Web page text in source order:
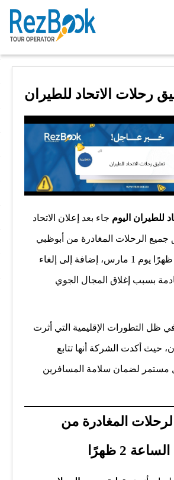
رحلات الاتحاد للطيران
للطيران اليوم جاء بعد إعلان الاتحاد
جميع الرحلات المغادرة من أبوظبي
حتى الساعة 2:00 ظهرًا يوم 1 مارس، إضافة إلى إلغاء
بسبب إغلاق المجال الجوي
ظل التطورات الإقليمية التي أثرت
حيث أكدت الشركة أنها تتابع
مستمر لضمان سلامة المسافرين
المغادرة من
2 ظهرًا